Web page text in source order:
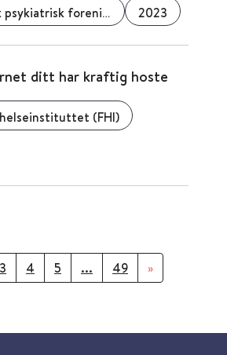
Norsk psykiatrisk forening 2023
ditt har kraftig hoste
(FHI)
3 4 5 ... 49 »